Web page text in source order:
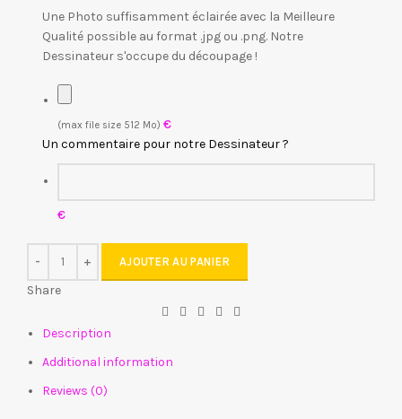
Une Photo suffisamment éclairée avec la Meilleure
Qualité possible au format .jpg ou .png. Notre
Dessinateur s'occupe du découpage !
(max file size 512 Mo) €
Un commentaire pour notre Dessinateur ?
€
AJOUTER AU PANIER
Share
Description
Additional information
Reviews (0)